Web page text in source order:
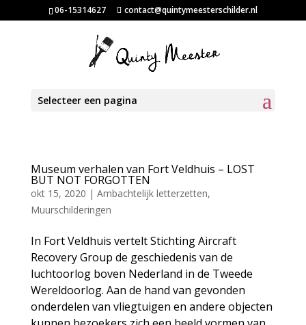
06-15314627 contact@quintymeesterschilder.nl
Selecteer een pagina
Museum verhalen van Fort Veldhuis – LOST
BUT NOT FORGOTTEN
okt 15, 2020 | Ambachtelijk letterzetten,
Muurschilderingen
In Fort Veldhuis vertelt Stichting Aircraft
Recovery Group de geschiedenis van de
luchtoorlog boven Nederland in de Tweede
Wereldoorlog. Aan de hand van gevonden
onderdelen van vliegtuigen en andere objecten